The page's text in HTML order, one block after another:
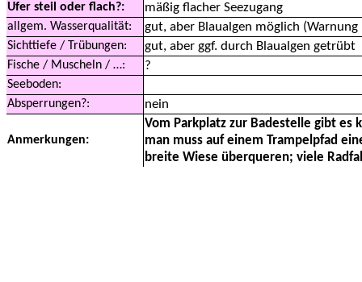
Ufer steil oder flach?: mäßig flacher Seezugang
allgem. Wasserqualität: gut, aber Blaualgen möglich
Sichttiefe / Trübungen: gut, aber ggf. durch Blaualgen getrübt
Fische / Muscheln / …: ?
Seeboden:
Absperrungen?:
nein
Anmerkungen:
Vom Parkplatz zur Badestelle gibt es
man muss auf einem Trampelpfad
breite Wiese überqueren; viele